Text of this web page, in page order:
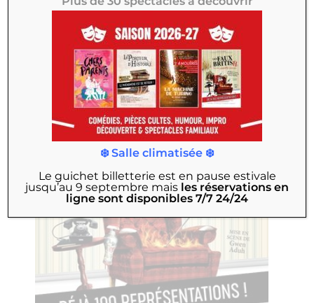
PROLONGATIONS
❄️ Salle climatisée ❄️
Le guichet billetterie est en pause estivale
jusqu’au 9 septembre mais les réservations en
ligne sont disponibles 7/7 24/24